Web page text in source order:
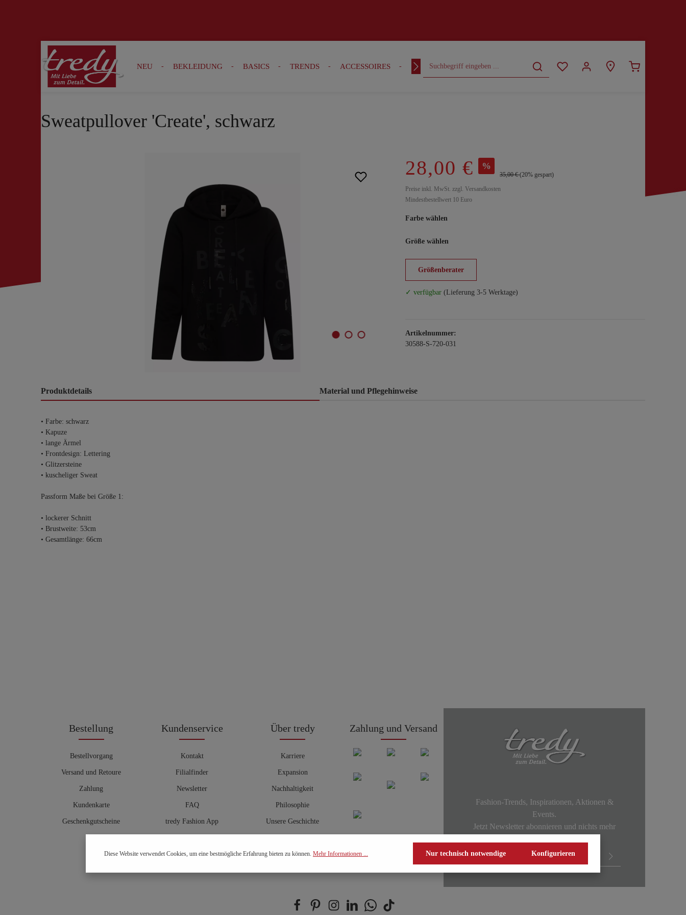
Zur Suche springen Zur Hauptnavigation springen
NEU BEKLEIDUNG BASICS TRENDS ACCESSOIRES OUTFITS CURVY
Sweatpullover 'Create', schwarz
28,00 € %
35,00 €(20% gespart)
Preise inkl. MwSt. zzgl. Versandkosten
Mindestbestellwert 10 Euro
Farbe wählen
Größe wählen
Größenberater
✓ verfügbar (Lieferung 3-5 Werktage)
Artikelnummer:
30588-S-720-031
Produktdetails Material und Pflegehinweise
• Farbe: schwarz
• Kapuze
• lange Ärmel
• Frontdesign: Lettering
• Glitzersteine
• kuscheliger Sweat
Passform Maße bei Größe 1:
• lockerer Schnitt
• Brustweite: 53cm
• Gesamtlänge: 66cm
Bestellung
Bestellvorgang
Versand und Retoure
Zahlung
Kundenkarte
Geschenkgutscheine
Kundenservice
Kontakt
Filialfinder
Newsletter
FAQ
tredy Fashion App
Hosenberater
Über tredy
Karriere
Expansion
Nachhaltigkeit
Philosophie
Unsere Geschichte
Zahlung und Versand
Fashion-Trends, Inspirationen, Aktionen &
Events.
Jetzt Newsletter abonnieren und nichts mehr
Diese Website verwendet Cookies, um eine bestmögliche Erfahrung bieten zu können. Mehr Informationen ... Nur technisch notwendige Konfigurieren